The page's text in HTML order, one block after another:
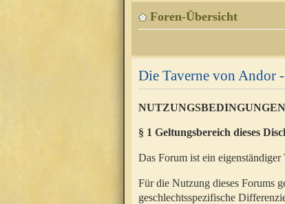
Foren-Übersicht
Die Taverne von Andor
§ 1 Geltungsbereich dieses
Das Forum ist ein eigenständiger
Für die Nutzung dieses Forums
geschlechtsspezifische